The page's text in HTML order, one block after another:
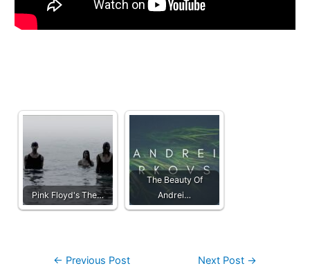
Pink Floyd's The…
The Beauty Of
Andrei…
← Previous Post Next Post →